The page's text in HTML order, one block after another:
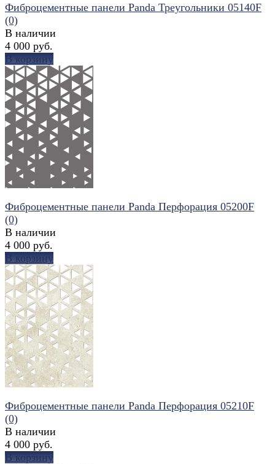
избранное сравнить
Фиброцементные панели Panda Треугольники 05140F
(0)
В наличии
4 000 руб.
В корзину
избранное сравнить
Фиброцементные панели Panda Перфорация 05200F
(0)
В наличии
4 000 руб.
В корзину
Фиброцементные панели Panda Перфорация 05210F
(0)
В наличии
4 000 руб.
В корзину